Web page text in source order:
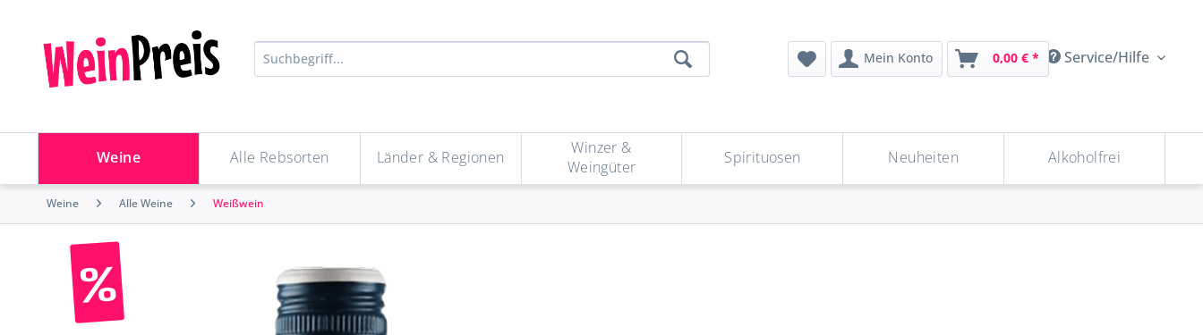
Service/Hilfe
Mein Konto 0,00 € *
Weine Alle Rebsorten Länder & Regionen
Winzer &
Weingüter
Spirituosen Neuheiten Alkoholfrei
Weine Alle Weine Weißwein